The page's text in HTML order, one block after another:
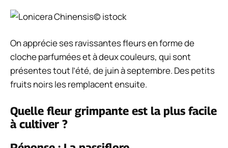
© istock
On apprécie ses ravissantes fleurs en forme de
cloche parfumées et à deux couleurs, qui sont
présentes tout l’été, de juin à septembre. Des petits
fruits noirs les remplacent ensuite.
Quelle fleur grimpante est la plus facile
à cultiver ?